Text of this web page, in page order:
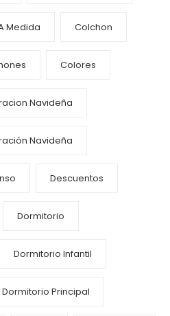
Medida Colchon
Colores
Navideña
Navideña
Descuentos
Dormitorio
Dormitorio Infantil
Dormitorio Principal